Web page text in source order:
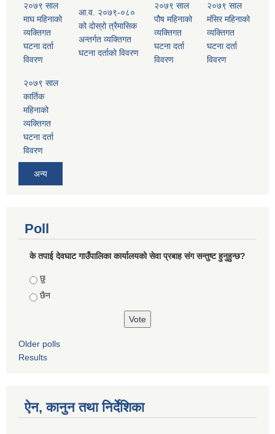
२०७९ साल
माघ महिनाको
व्यक्तिगत
घटना दर्ता
विवरण
आ.व. २०७९-०८०
को दोस्रो त्रैमासिक
अन्तर्गत व्यक्तिगत
घटना दर्ताको विवरण
२०७९ साल
पौष महिनाको
व्यक्तिगत
घटना दर्ता
विवरण
२०७९ साल
मंसिर महिनाको
व्यक्तिगत
घटना दर्ता
विवरण
२०७९ साल
कार्तिक
महिनाको
व्यक्तिगत
घटना दर्ता
विवरण
अन्य
Poll
के तपाई देवघाट गाउँपालिका कार्यालयको सेवा प्रबाह संग सन्तुष्ट हुनुहुन्छ?
Choices
छु
छैन
Older polls
Results
ऐन, कानुन तथा निर्देशिका